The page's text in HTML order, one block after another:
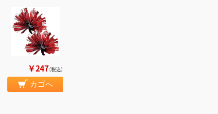
￥247（税込）
カゴへ